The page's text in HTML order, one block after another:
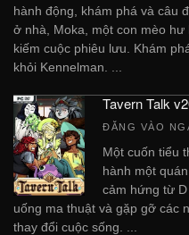
hành động, khám phá và câu
ở nhà, Moka, một con mèo
kiếm cuộc phiêu lưu. Khám
khỏi Kennelman. ...
Tavern Talk
ĐĂNG VÀO
Một cuốn tiểu
hành một
cảm hứng từ
uống ma thuật và gặp gỡ các
thay đổi cuộc sống. ...